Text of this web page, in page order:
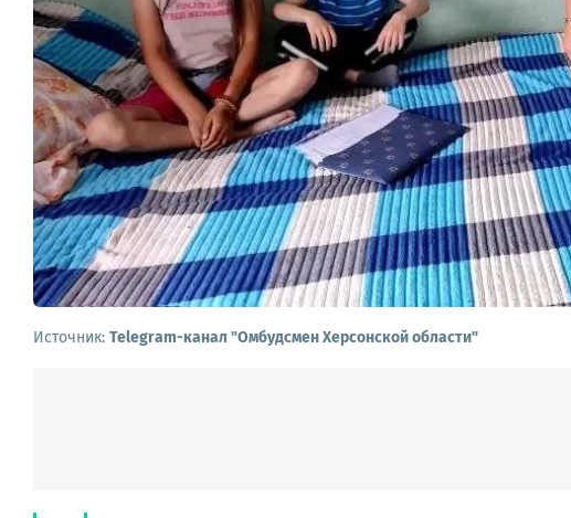
Источник: Telegram-канал "Омбудсмен Херсонской области"